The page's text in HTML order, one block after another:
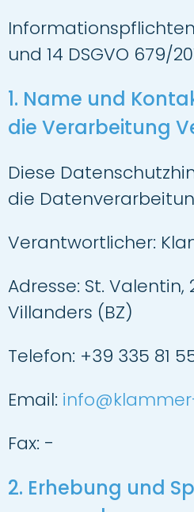
und 14 DSGVO 679/
1. Name und
die Verarbeitung
Diese
die
Verantwortlicher:
Adresse: St. Valentin,
Villanders (BZ)
Telefon: +39 335 81
Email:
Fax: -
2. Erhebung und